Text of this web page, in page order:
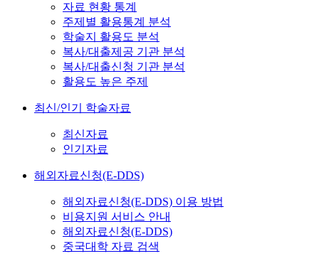
자료 현황 통계
주제별 활용통계 분석
학술지 활용도 분석
복사/대출제공 기관 분석
복사/대출신청 기관 분석
활용도 높은 주제
최신/인기 학술자료
최신자료
인기자료
해외자료신청(E-DDS)
해외자료신청(E-DDS) 이용 방법
비용지원 서비스 안내
해외자료신청(E-DDS)
중국대학 자료 검색